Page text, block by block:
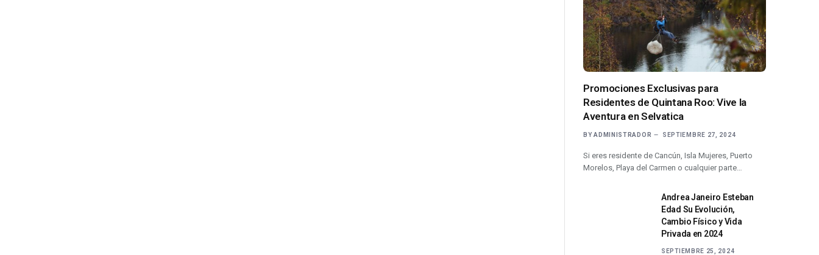
Promociones Exclusivas para
Residentes de Quintana Roo: Vive la
Aventura en Selvatica
BY ADMINISTRADOR SEPTIEMBRE 27, 2024
Si eres residente de Cancún, Isla Mujeres, Puerto
Morelos, Playa del Carmen o cualquier parte…
Andrea Janeiro Esteban
Edad Su Evolución,
Cambio Físico y Vida
Privada en 2024
SEPTIEMBRE 25, 2024